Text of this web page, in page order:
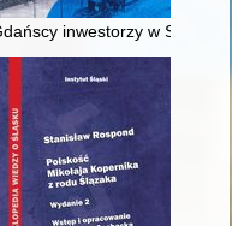
szlacheckich w XVI-
inwestorzy w